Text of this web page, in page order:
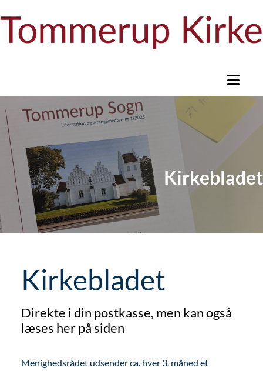
Kirkebladet
Kirkebladet
Direkte i din postkasse, men kan også
læses her på siden
Menighedsrådet udsender ca. hver 3. måned et